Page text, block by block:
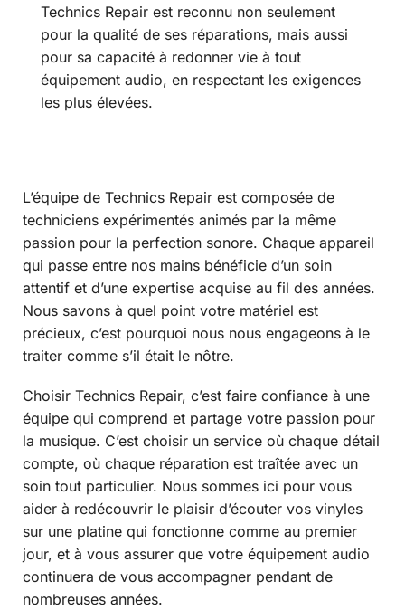
Technics Repair est reconnu non seulement
pour la qualité de ses réparations, mais aussi
pour sa capacité à redonner vie à tout
équipement audio, en respectant les exigences
les plus élevées.
L’équipe de Technics Repair est composée de
techniciens expérimentés animés par la même
passion pour la perfection sonore. Chaque appareil
qui passe entre nos mains bénéficie d’un soin
attentif et d’une expertise acquise au fil des années.
Nous savons à quel point votre matériel est
précieux, c’est pourquoi nous nous engageons à le
traiter comme s’il était le nôtre.
Choisir Technics Repair, c’est faire confiance à une
équipe qui comprend et partage votre passion pour
la musique. C’est choisir un service où chaque détail
compte, où chaque réparation est traîtée avec un
soin tout particulier. Nous sommes ici pour vous
aider à redécouvrir le plaisir d’écouter vos vinyles
sur une platine qui fonctionne comme au premier
jour, et à vous assurer que votre équipement audio
continuera de vous accompagner pendant de
nombreuses années.